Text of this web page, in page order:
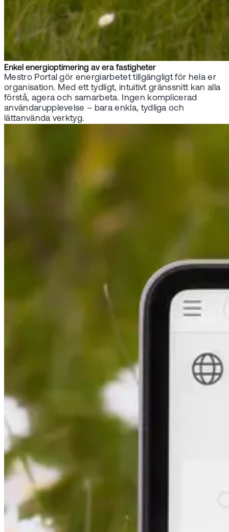
Enkel energioptimering av era fastigheter
Mestro Portal gör energiarbetet tillgängligt för hela er
organisation. Med ett tydligt, intuitivt gränssnitt kan alla
förstå, agera och samarbeta. Ingen komplicerad
användarupplevelse – bara enkla, tydliga och
lättanvända verktyg.